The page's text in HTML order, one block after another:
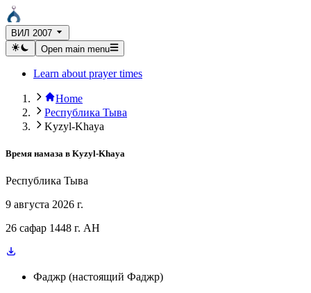
ВИЛ 2007
Open main menu
Learn about prayer times
Home
Республика Тыва
Kyzyl-Khaya
Время намаза в Kyzyl-Khaya
Республика Тыва
9 августа 2026 г.
26 сафар 1448 г. AH
Фаджр (настоящий Фаджр)